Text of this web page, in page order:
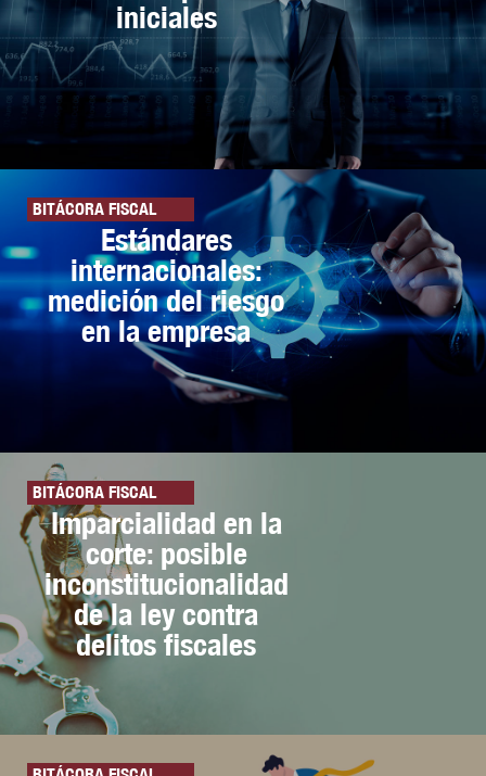
iniciales
BITÁCORA FISCAL
Estándares
internacionales:
medición del riesgo
en la empresa
BITÁCORA FISCAL
Imparcialidad en la
corte: posible
inconstitucionalidad
de la ley contra
delitos fiscales